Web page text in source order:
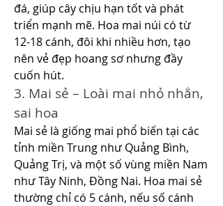
đá, giúp cây chịu hạn tốt và phát
triển mạnh mẽ. Hoa mai núi có từ
12-18 cánh, đôi khi nhiều hơn, tạo
nên vẻ đẹp hoang sơ nhưng đầy
cuốn hút.
3. Mai sẻ – Loài mai nhỏ nhắn,
sai hoa
Mai sẻ là giống mai phổ biến tại các
tỉnh miền Trung như Quảng Bình,
Quảng Trị, và một số vùng miền Nam
như Tây Ninh, Đồng Nai. Hoa mai sẻ
thường chỉ có 5 cánh, nếu số cánh